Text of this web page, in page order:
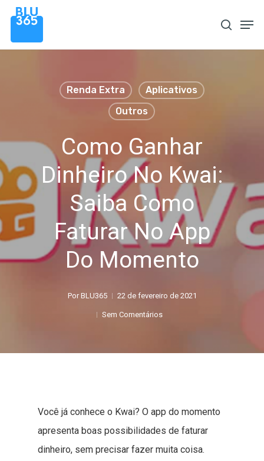
Pular
para
procura
Renda Extra
Aplicativos
Outros
Como Ganhar
Dinheiro No Kwai:
Saiba Como
Faturar No App
Do Momento
Por BLU365 22 de fevereiro de 2021
Sem Comentários
Você já conhece o Kwai? O app do momento
apresenta boas possibilidades de faturar
dinheiro, sem precisar fazer muita coisa.